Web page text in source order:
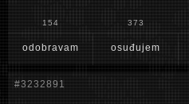
154 373
odobravam osuđujem
#3232891